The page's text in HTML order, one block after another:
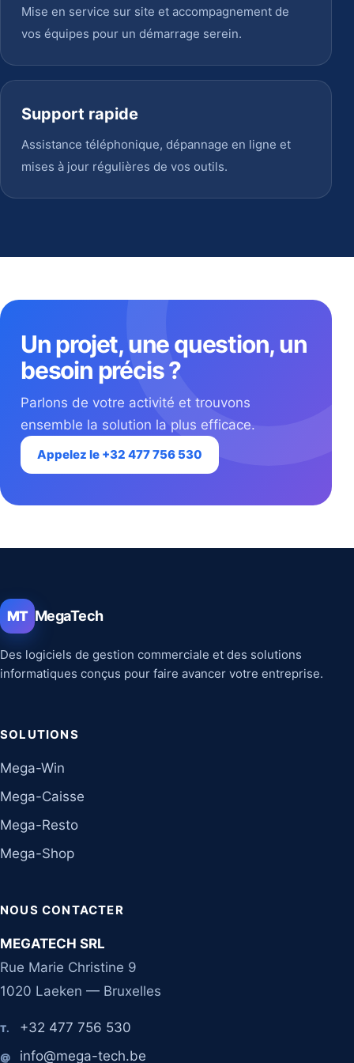
Mise en service sur site et accompagnement de
vos équipes pour un démarrage serein.
Support rapide
Assistance téléphonique, dépannage en ligne et
mises à jour régulières de vos outils.
Un projet, une question, un
besoin précis ?
Parlons de votre activité et trouvons
ensemble la solution la plus efficace.
Appelez le +32 477 756 530
MT MegaTech
Des logiciels de gestion commerciale et des solutions
informatiques conçus pour faire avancer votre entreprise.
SOLUTIONS
Mega-Win
Mega-Caisse
Mega-Resto
Mega-Shop
NOUS CONTACTER
MEGATECH SRL
Rue Marie Christine 9
1020 Laeken — Bruxelles
T. +32 477 756 530
@ info@mega-tech.be